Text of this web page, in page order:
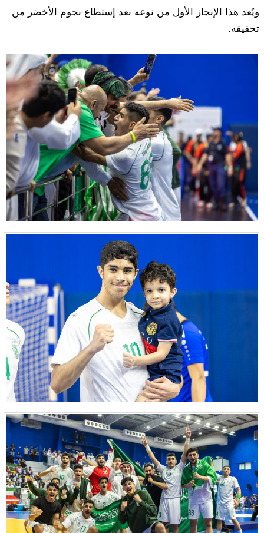
ويُعد هذا الإنجاز الأول من نوعه بعد إستطاع نجوم الأخضر من
تحقيقه.